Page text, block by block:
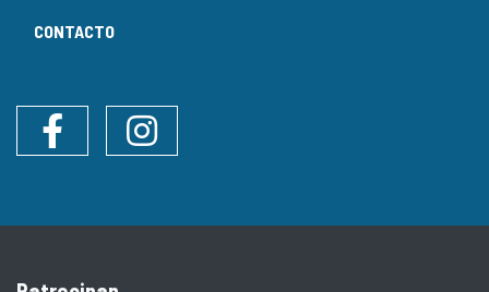
CONTACTO
Instagram